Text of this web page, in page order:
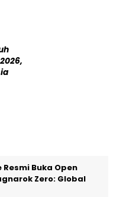
Buka Open
Zero: Global